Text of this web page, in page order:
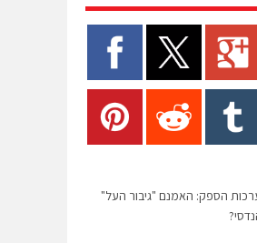
הספק: האמנם "גיבור העל"